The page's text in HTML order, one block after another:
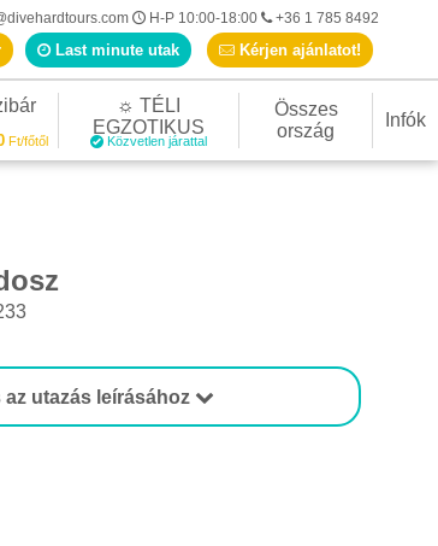
H-P 10:00-18:00
+36 1 785 8492
Last minute utak Kérjen ajánlatot!
Ft/főtől
☼ TÉLI
EGZOTIKUS
Közvetlen járattal
Összes
ország
Infók
az utazás leírásához